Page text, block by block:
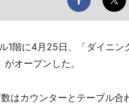
1階に4月25日、「ダイニン
がオープンした。
はカウンターとテーブル合